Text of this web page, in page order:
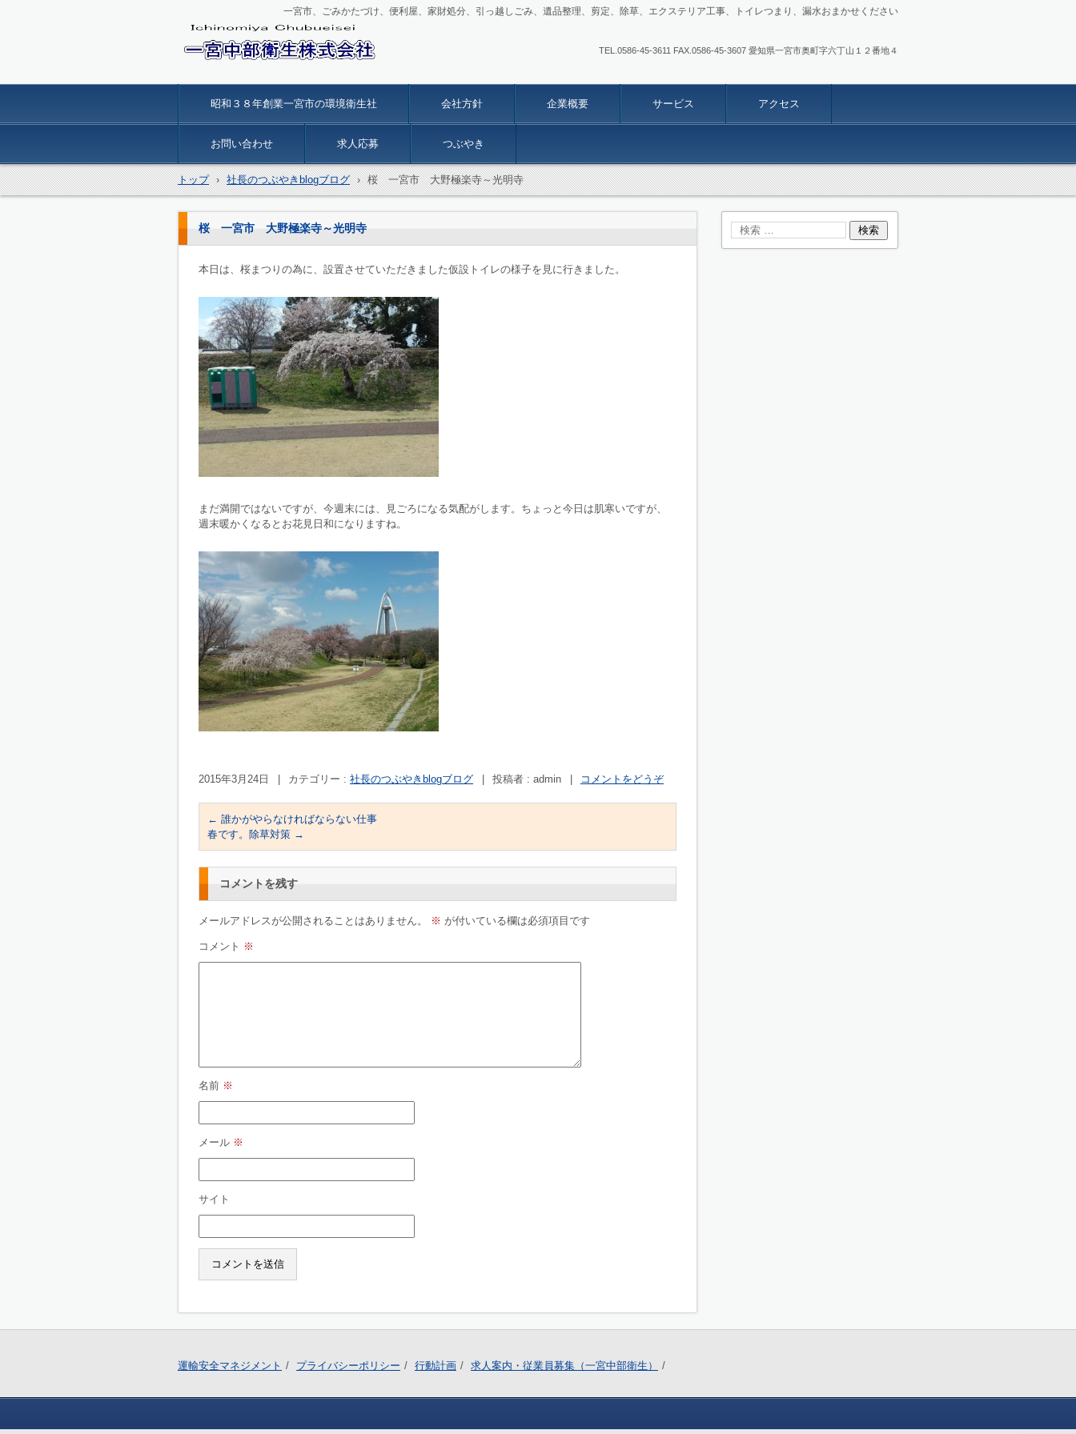
一宮市、ごみかたづけ、便利屋、家財処分、引っ越しごみ、遺品整理、剪定、除草、エクステリア工事、トイレつまり、漏水おまかせください
TEL.0586-45-3611 FAX.0586-45-3607 愛知県一宮市奥町字六丁山１２番地４
昭和３８年創業一宮市の環境衛生社 会社方針 企業概要 サービス アクセス
お問い合わせ 求人応募 つぶやき
トップ › 社長のつぶやきblogブログ › 桜 一宮市 大野極楽寺～光明寺
桜 一宮市 大野極楽寺～光明寺
本日は、桜まつりの為に、設置させていただきました仮設トイレの様子を見に行きました。
まだ満開ではないですが、今週末には、見ごろになる気配がします。ちょっと今日は肌寒いですが、
週末暖かくなるとお花見日和になりますね。
2015年3月24日 カテゴリー : 社長のつぶやきblogブログ 投稿者 : admin コメントをどうぞ
← 誰かがやらなければならない仕事
春です。除草対策 →
コメントを残す
メールアドレスが公開されることはありません。 ※ が付いている欄は必須項目です
コメント ※
名前 ※
メール ※
サイト
運輸安全マネジメント プライバシーポリシー 行動計画 求人案内・従業員募集（一宮中部衛生）